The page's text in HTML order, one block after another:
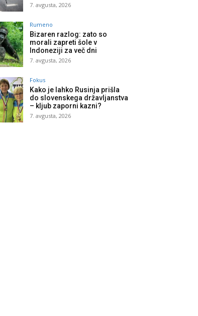
7. avgusta, 2026
Rumeno
Bizaren razlog: zato so
morali zapreti šole v
Indoneziji za več dni
7. avgusta, 2026
Fokus
Kako je lahko Rusinja prišla
do slovenskega državljanstva
– kljub zaporni kazni?
7. avgusta, 2026